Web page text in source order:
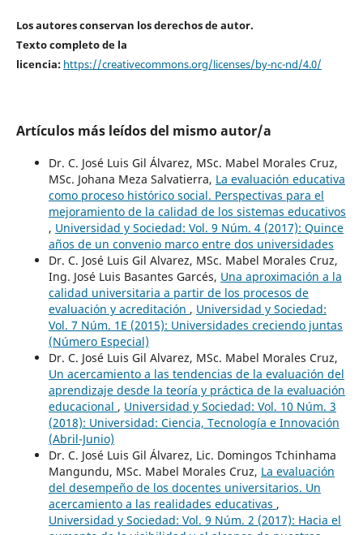
Los autores conservan los derechos de autor.
Texto completo de la
licencia: https://creativecommons.org/licenses/by-nc-nd/4.0/
Artículos más leídos del mismo autor/a
Dr. C. José Luis Gil Álvarez, MSc. Mabel Morales Cruz,
MSc. Johana Meza Salvatierra, La evaluación educativa
como proceso histórico social. Perspectivas para el
mejoramiento de la calidad de los sistemas educativos
, Universidad y Sociedad: Vol. 9 Núm. 4 (2017): Quince
años de un convenio marco entre dos universidades
Dr. C. José Luis Gil Alvarez, MSc. Mabel Morales Cruz,
Ing. José Luis Basantes Garcés, Una aproximación a la
calidad universitaria a partir de los procesos de
evaluación y acreditación , Universidad y Sociedad:
Vol. 7 Núm. 1E (2015): Universidades creciendo juntas
(Número Especial)
Dr. C. José Luis Gil Alvarez, MSc. Mabel Morales Cruz,
Un acercamiento a las tendencias de la evaluación del
aprendizaje desde la teoría y práctica de la evaluación
educacional , Universidad y Sociedad: Vol. 10 Núm. 3
(2018): Universidad: Ciencia, Tecnología e Innovación
(Abril-Junio)
Dr. C. José Luis Gil Álvarez, Lic. Domingos Tchinhama
Mangundu, MSc. Mabel Morales Cruz, La evaluación
del desempeño de los docentes universitarios. Un
acercamiento a las realidades educativas ,
Universidad y Sociedad: Vol. 9 Núm. 2 (2017): Hacia el